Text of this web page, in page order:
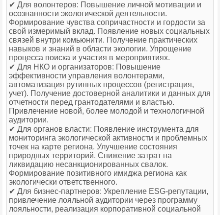
✔ Для волонтеров: Повышение личной мотивации и
осознанности экологической деятельности.
Формирование чувства сопричастности и гордости за
свой измеримый вклад. Появление новых социальных
связей внутри комьюнити. Получение практических
навыков и знаний в области экологии. Упрощение
процесса поиска и участия в мероприятиях.
✔ Для НКО и организаторов: Повышение
эффективности управления волонтерами,
автоматизация рутинных процессов (регистрация,
учет). Получение достоверной аналитики и данных для
отчетности перед грантодателями и властью.
Привлечение новой, более молодой и технологичной
аудитории.
✔ Для органов власти: Появление инструмента для
мониторинга экологической активности и проблемных
точек на карте региона. Улучшение состояния
природных территорий. Снижение затрат на
ликвидацию несанкционированных свалок.
Формирование позитивного имиджа региона как
экологически ответственного.
✔ Для бизнес-партнеров: Укрепление ESG-репутации,
привлечение лояльной аудитории через программу
лояльности, реализация корпоративной социальной